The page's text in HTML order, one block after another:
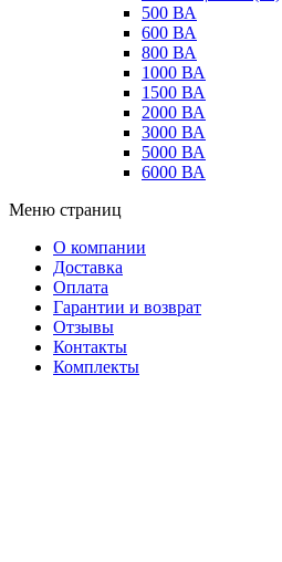
500 ВА
600 ВА
800 ВА
1000 ВА
1500 ВА
2000 ВА
3000 ВА
5000 ВА
6000 ВА
Меню страниц
О компании
Доставка
Оплата
Гарантии и возврат
Отзывы
Контакты
Комплекты